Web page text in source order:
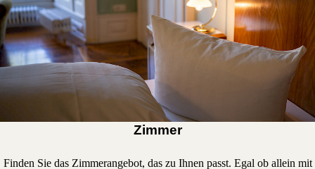
Zimmer
Finden Sie das Zimmerangebot, das zu Ihnen passt. Egal ob allein mit